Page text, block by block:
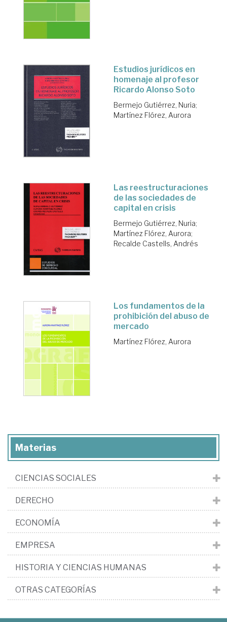
Estudios jurídicos en
homenaje al profesor
Ricardo Alonso Soto
Bermejo Gutiérrez, Nuria;
Martínez Flórez, Aurora
Las reestructuraciones
de las sociedades de
capital en crisis
Bermejo Gutiérrez, Nuria;
Martínez Flórez, Aurora;
Recalde Castells, Andrés
Los fundamentos de la
prohibición del abuso de
mercado
Martínez Flórez, Aurora
Materias
CIENCIAS SOCIALES
DERECHO
ECONOMÍA
EMPRESA
HISTORIA Y CIENCIAS HUMANAS
OTRAS CATEGORÍAS